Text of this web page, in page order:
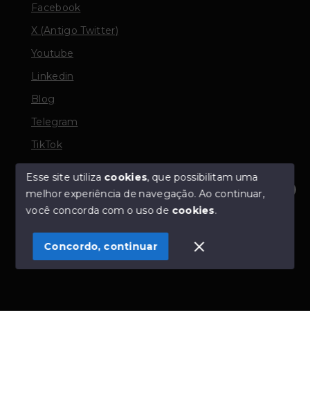
Olá! Estamos disponíveis para te ajudar.
Facebook
X (Antigo Twitter)
Youtube
Linkedin
Blog
Telegram
TikTok
© Copyright 2026 - TORQUATO ∴ Corretor de Imóveis
- CRECI 42643f | 136.004f Perito Avaliador CNAI 37357
SITE PARA IMOBILIARIA
Esse site utiliza cookies, que possibilitam uma
melhor experiência de navegação.Ao continuar,
você concorda com o uso de cookies.
Concordo, continuar